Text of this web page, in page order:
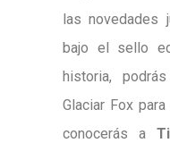
las novedades
bajo el sello
historia,
Glaciar Fox
conocerás a